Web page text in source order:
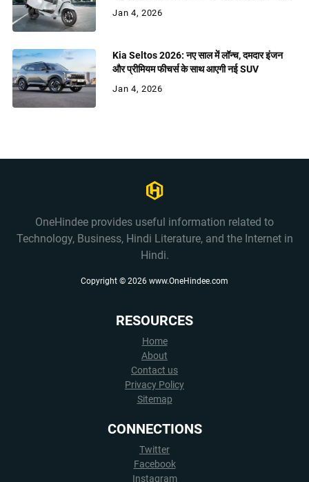
शक्ति
Jan 4, 2026
Kia Seltos 2026: नए साल में लॉन्च, दमदार इंजन
और प्रीमियम फीचर्स के साथ आएगी नई SUV
Jan 4, 2026
OneHindee provides useful information related to
Technology, Business, Hindi Literature, and the Internet in
Hindi.
Copyright © 2026 www.OneHindee.com
RESOURCES
Home
About
Contact us
Privacy Policy
Sitemap
CONNECTIONS
Twitter
Facebook
Instagram